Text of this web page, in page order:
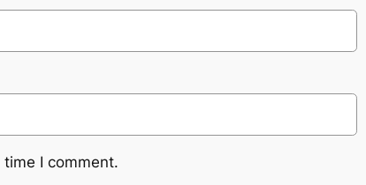
I comment.